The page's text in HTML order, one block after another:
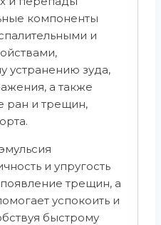
компоненты
и
устранению зуда,
а также
ран и трещин,
и упругость
трещин, а
успокоить и
быстрому